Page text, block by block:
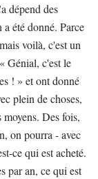
dépend des
été donné. Parce
voilà, c'est un
Génial, c'est le
! » et ont donné
plein de choses,
Des fois,
on pourra - avec
ce qui est acheté.
par an, ce qui est